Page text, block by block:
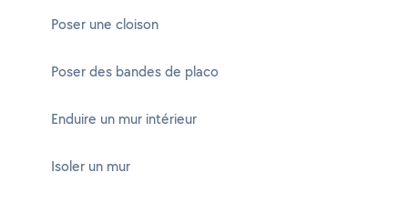
Poser une cloison
Poser des bandes de placo
Enduire un mur intérieur
Isoler un mur